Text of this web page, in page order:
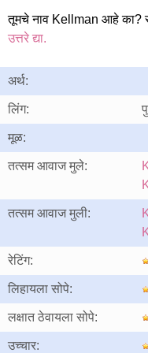
तूमचे नाव Kellman आहे का?
उत्तरे द्या.
अर्थ:
लिंग:
मूळ:
तत्सम आवाज मुले:
तत्सम आवाज मुली:
रेटिंग:
लिहायला सोपे:
लक्षात ठेवायला सोपे:
उच्चार: